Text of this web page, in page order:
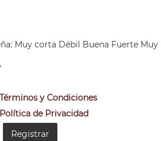
Muy corta Débil Buena Fuerte Muy
Términos y Condiciones
Política de Privacidad
Registrar